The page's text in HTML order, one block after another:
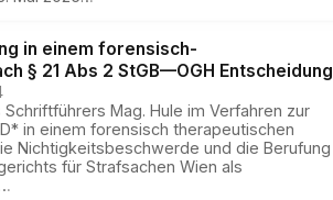
in einem forensisch-
§ 21 Abs 2 StGB—OGH Entscheidung
Mag. Hule im Verfahren zur
in einem forensisch therapeutischen
Nichtigkeitsbeschwerde und die Berufung
für Strafsachen Wien als
…